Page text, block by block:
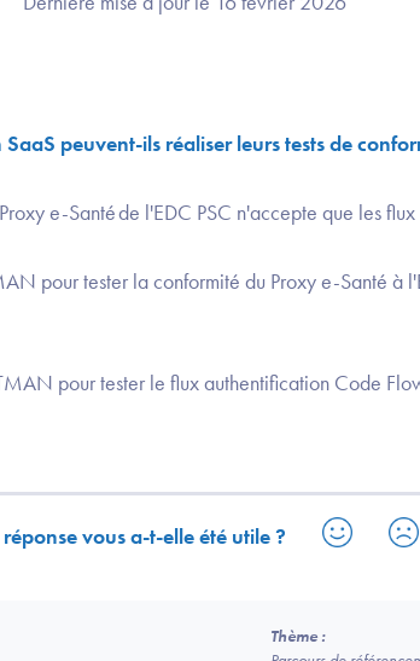
peuvent-ils réaliser leurs tests de
e-Santé de l'EDC PSC n'accepte que les
pour tester la conformité du Proxy e-Santé à
pour tester le flux authentification Code
vous a-t-elle été utile ?
Thème :